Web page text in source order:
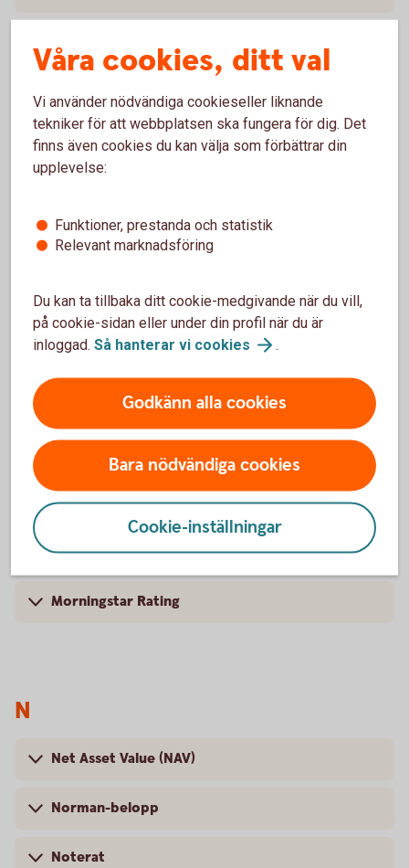
Likaviktat index
Likviddag fonder
Lång ränta
Momentumstrategi
Morningstar Rating
N
Net Asset Value (NAV)
Norman-belopp
Noterat
Våra cookies, ditt val
Vi använder nödvändiga cookieseller liknande
tekniker för att webbplatsen ska fungera för dig. Det
finns även cookies du kan välja som förbättrar din
upplevelse:
Funktioner, prestanda och statistik
Relevant marknadsföring
Du kan ta tillbaka ditt cookie-medgivande när du vill,
på cookie-sidan eller under din profil när du är
inloggad. Så hanterar vi cookies .
Godkänn alla cookies
Bara nödvändiga cookies
Cookie-inställningar